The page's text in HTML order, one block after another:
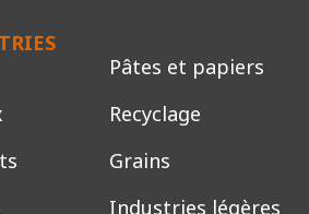
Pâtes et papiers
Recyclage
Grains
Industries légères